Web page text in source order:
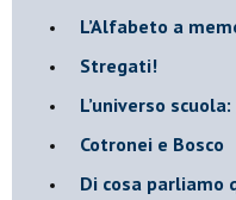
​L’Alfabeto a
​Stregati!
L’universo
Cotronei e Bosco
Di cosa parliamo